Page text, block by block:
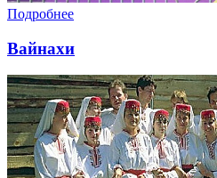
Подробнее
Вайнахи